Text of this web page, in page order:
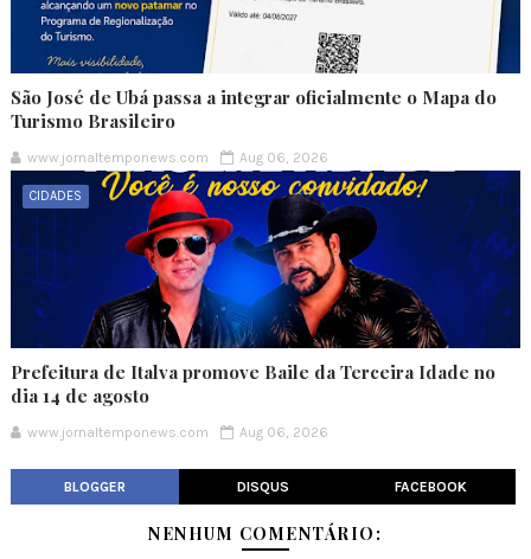
São José de Ubá passa a integrar oficialmente o Mapa do
Turismo Brasileiro
www.jornaltemponews.com Aug 06, 2026
CIDADES
Prefeitura de Italva promove Baile da Terceira Idade no
dia 14 de agosto
www.jornaltemponews.com Aug 06, 2026
BLOGGER DISQUS FACEBOOK
NENHUM COMENTÁRIO: